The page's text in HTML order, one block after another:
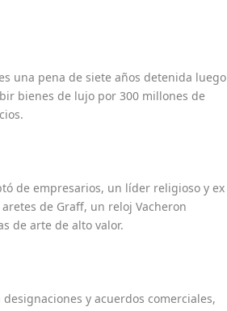
una pena de siete años detenida luego
bienes de lujo por 300 millones de
de empresarios, un líder religioso y ex
de Graff, un reloj Vacheron
de arte de alto valor.
y acuerdos comerciales,